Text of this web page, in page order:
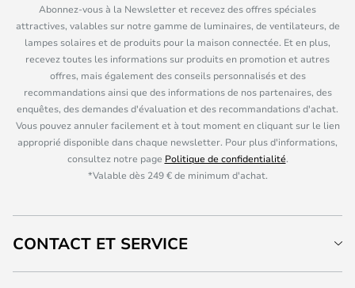
Abonnez-vous à la Newsletter et recevez des offres spéciales
attractives, valables sur notre gamme de luminaires, de ventilateurs, de
lampes solaires et de produits pour la maison connectée. Et en plus,
recevez toutes les informations sur produits en promotion et autres
offres, mais également des conseils personnalisés et des
recommandations ainsi que des informations de nos partenaires, des
enquêtes, des demandes d'évaluation et des recommandations d'achat.
Vous pouvez annuler facilement et à tout moment en cliquant sur le lien
approprié disponible dans chaque newsletter. Pour plus d'informations,
consultez notre page Politique de confidentialité.
*Valable dès 249 € de minimum d'achat.
CONTACT ET SERVICE